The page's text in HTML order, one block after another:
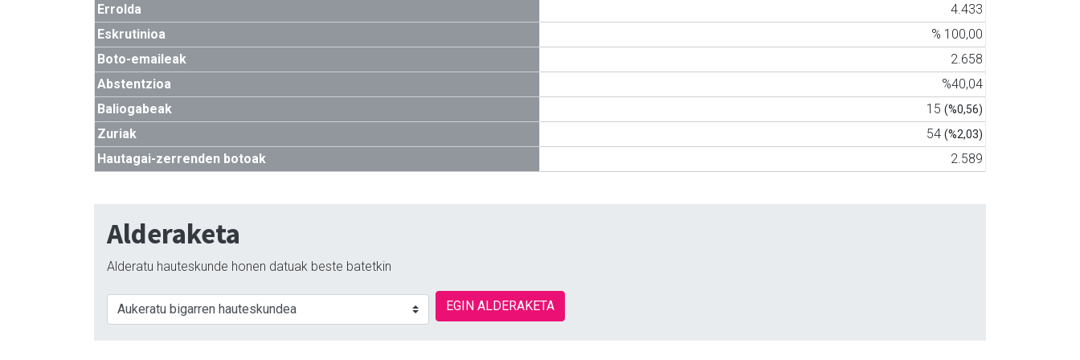
Errolda
4.433
Eskrutinioa
% 100,00
Boto-emaileak
2.658
Abstentzioa
%40,04
Baliogabeak
15 (%0,56)
Zuriak 54 (%2,03)
Hautagai-zerrenden botoak 2.589
Alderaketa
Alderatu hauteskunde honen datuak beste batetkin
EGIN ALDERAKETA